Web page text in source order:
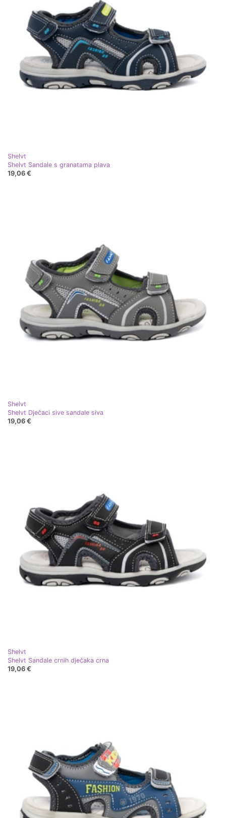
Shelvt
Shelvt Sandale s granatama plava
19,06 €
Shelvt
Shelvt Dječaci sive sandale siva
19,06 €
Shelvt
Shelvt Sandale crnih dječaka crna
19,06 €